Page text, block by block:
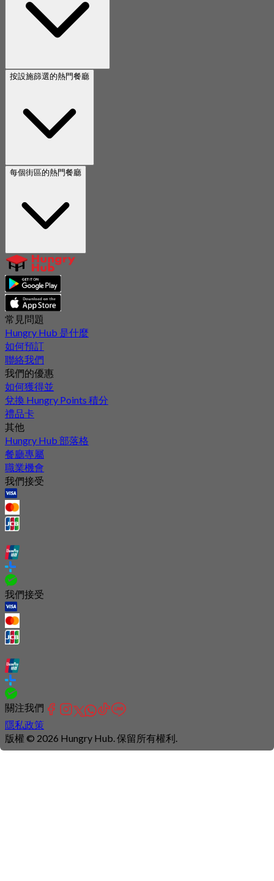
按設施篩選的熱門餐廳
每個街區的熱門餐廳
常見問題
Hungry Hub 是什麼
如何預訂
聯絡我們
我們的優惠
如何獲得並
兌換 Hungry Points 積分
禮品卡
其他
Hungry Hub 部落格
餐廳專屬
職業機會
我們接受
我們接受
關注我們
隱私政策
版權 © 2026 Hungry Hub. 保留所有權利.
Connection